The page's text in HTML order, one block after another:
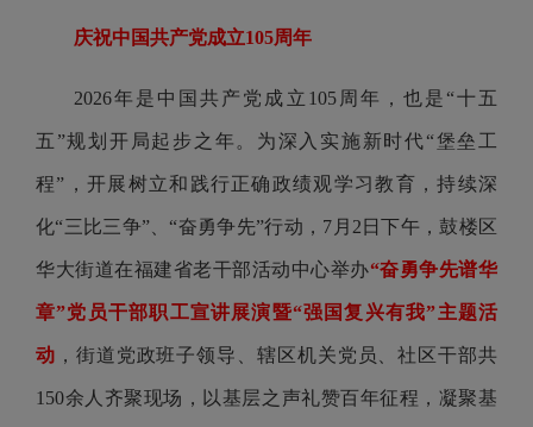
庆祝中国共产党成立105周年
2026年是中国共产党成立105周年，也是“十五
五”规划开局起步之年。为深入实施新时代“堡垒工
程”，开展树立和践行正确政绩观学习教育，持续深
化“三比三争”、“奋勇争先”行动，7月2日下午，鼓楼区
华大街道在福建省老干部活动中心举办“奋勇争先谱华
章”党员干部职工宣讲展演暨“强国复兴有我”主题活
动 ，街道党政班子领导、辖区机关党员、社区干部共
150余人齐聚现场，以基层之声礼赞百年征程，凝聚基